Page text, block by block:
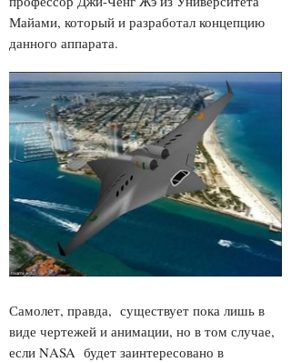
Майами, который и разработал концепцию
данного аппарата.
Самолет, правда, существует пока лишь в
виде чертежей и анимации, но в том случае,
если NASA будет заинтересовано в